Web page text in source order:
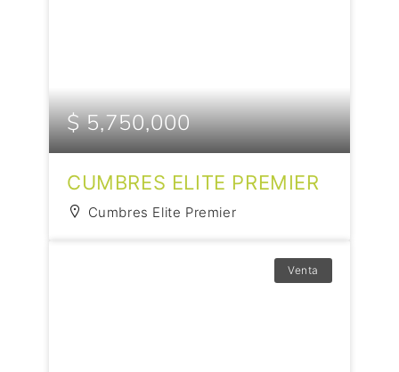
$ 5,750,000
CUMBRES ELITE PREMIER
Cumbres Elite Premier
Venta